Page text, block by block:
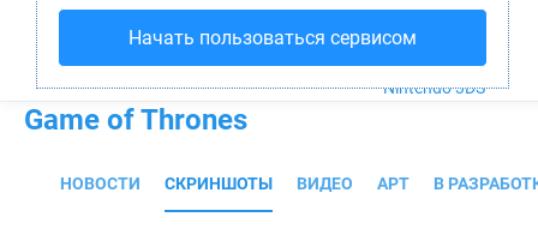
Начать пользоваться сервисом
Wii U
PS4
Xbox One
Nintendo 3DS
Game of Thrones
НОВОСТИ СКРИНШОТЫ ВИДЕО АРТ В